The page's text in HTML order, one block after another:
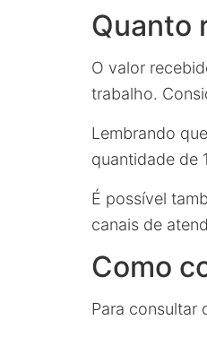
Quanto
O valor
trabalho.
Lembrando
quantidade de
É possível
canais de
Como
Para consultar